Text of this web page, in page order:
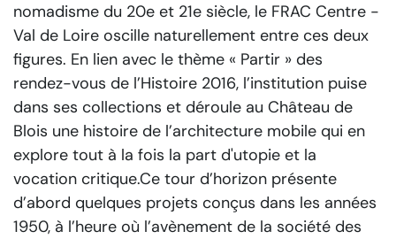
nomadisme du 20e et 21e siècle, le FRAC Centre -
Val de Loire oscille naturellement entre ces deux
figures. En lien avec le thème « Partir » des
rendez-vous de l’Histoire 2016, l’institution puise
dans ses collections et déroule au Château de
Blois une histoire de l’architecture mobile qui en
explore tout à la fois la part d'utopie et la
vocation critique.Ce tour d’horizon présente
d’abord quelques projets conçus dans les années
1950, à l’heure où l’avènement de la société des